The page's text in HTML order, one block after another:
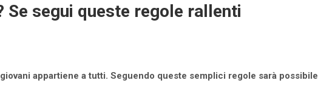
Se segui queste regole rallenti
appartiene a tutti. Seguendo queste semplici regole sarà possibile